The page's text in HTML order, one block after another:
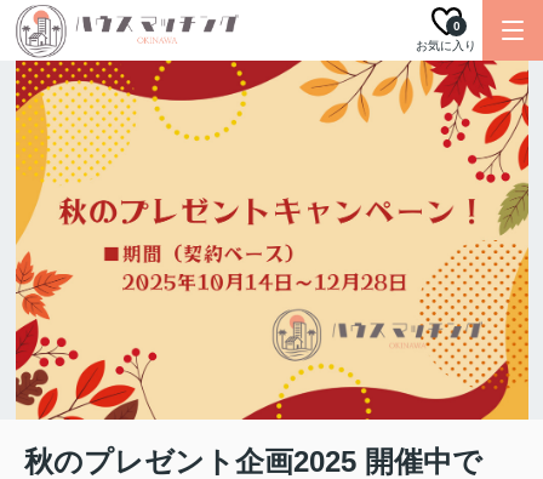
お気に入り
0
秋のプレゼント企画2025 開催中で